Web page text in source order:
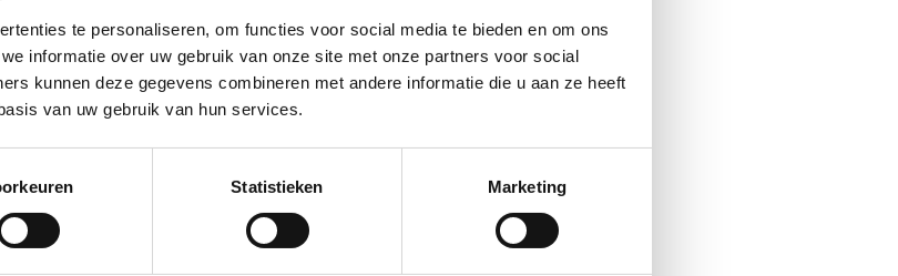
te personaliseren, om functies voor social media te bieden en om ons
informatie over uw gebruik van onze site met onze partners voor social
kunnen deze gegevens combineren met andere informatie die u aan ze heeft
van uw gebruik van hun services.
Statistieken Marketing
isJouw Human Design